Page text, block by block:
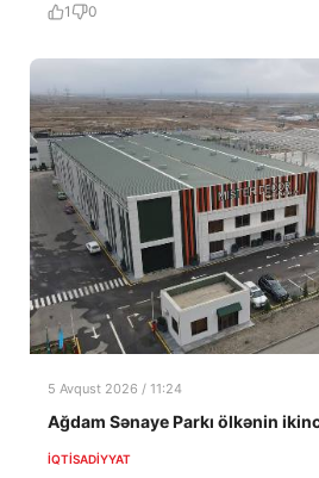
1 0
5 Avqust 2026 / 11:24
Ağdam Sənaye Parkı ölkənin
İQTISADIYYAT